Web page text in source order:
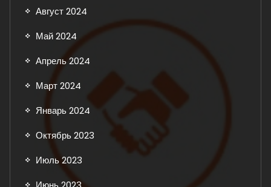
Август 2024
Май 2024
Апрель 2024
Март 2024
Январь 2024
Октябрь 2023
Июль 2023